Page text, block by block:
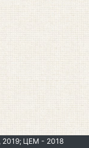
ЦЕМ - 2018